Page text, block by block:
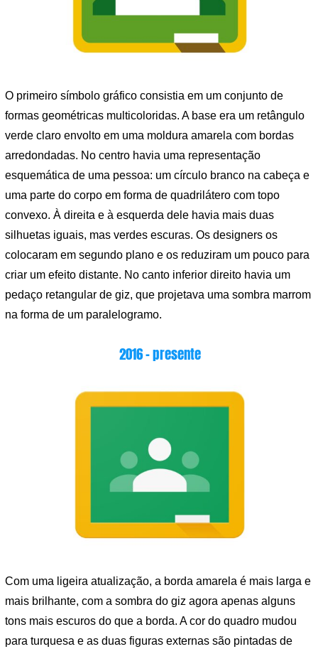
O primeiro símbolo gráfico consistia em um conjunto de
formas geométricas multicoloridas. A base era um retângulo
verde claro envolto em uma moldura amarela com bordas
arredondadas. No centro havia uma representação
esquemática de uma pessoa: um círculo branco na cabeça e
uma parte do corpo em forma de quadrilátero com topo
convexo. À direita e à esquerda dele havia mais duas
silhuetas iguais, mas verdes escuras. Os designers os
colocaram em segundo plano e os reduziram um pouco para
criar um efeito distante. No canto inferior direito havia um
pedaço retangular de giz, que projetava uma sombra marrom
na forma de um paralelogramo.
2016 – presente
Com uma ligeira atualização, a borda amarela é mais larga e
mais brilhante, com a sombra do giz agora apenas alguns
tons mais escuros do que a borda. A cor do quadro mudou
para turquesa e as duas figuras externas são pintadas de